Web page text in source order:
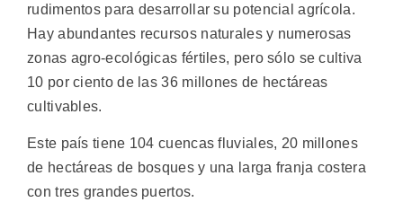
rudimentos para desarrollar su potencial agrícola.
Hay abundantes recursos naturales y numerosas
zonas agro-ecológicas fértiles, pero sólo se cultiva
10 por ciento de las 36 millones de hectáreas
cultivables.
Este país tiene 104 cuencas fluviales, 20 millones
de hectáreas de bosques y una larga franja costera
con tres grandes puertos.